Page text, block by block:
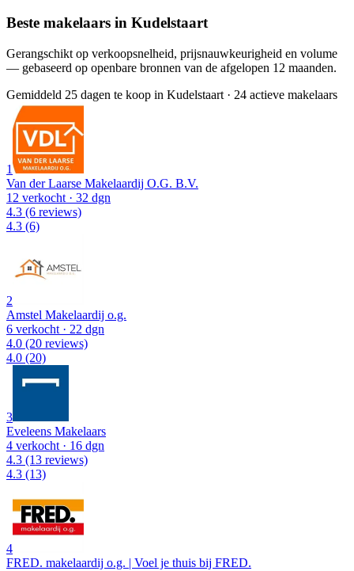
Beste makelaars in Kudelstaart
Gerangschikt op verkoopsnelheid, prijsnauwkeurigheid en volume
— gebaseerd op openbare bronnen van de afgelopen 12 maanden.
Gemiddeld 25 dagen te koop in Kudelstaart · 24 actieve makelaars
1
Van der Laarse Makelaardij O.G. B.V.
12 verkocht · 32 dgn
4.3 (6 reviews)
4.3 (6)
2
Amstel Makelaardij o.g.
6 verkocht · 22 dgn
4.0 (20 reviews)
4.0 (20)
3
Eveleens Makelaars
4 verkocht · 16 dgn
4.3 (13 reviews)
4.3 (13)
4
FRED. makelaardij o.g. | Voel je thuis bij FRED.